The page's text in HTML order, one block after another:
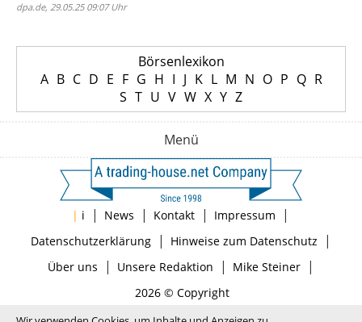
dpa.de, 29.05.25 09:07 Uhr
Börsenlexikon
A B C D E F G H I J K L M N O P Q R
S T U V W X Y Z
Menü
| i | News | Kontakt | Impressum |
Datenschutzerklärung| Hinweise zum Datenschutz |
Über uns | Unsere Redaktion | Mike Steiner|
2026 © Copyright